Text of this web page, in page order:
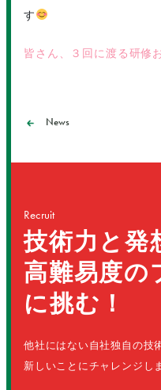
す
皆さん、３回に渡る研修
News
Recruit
技術力と発
高難易度の
に挑む！
他社にはない自社独自の技
新しいことにチャレンジし